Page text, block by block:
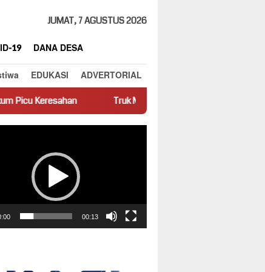
JUMAT, 7 AGUSTUS 2026
19
DANA DESA
EDUKASI ADVERTORIAL
Truk Miring Hambat Arus Lalu Lintas di Jalan Panti–Simpang
00:13